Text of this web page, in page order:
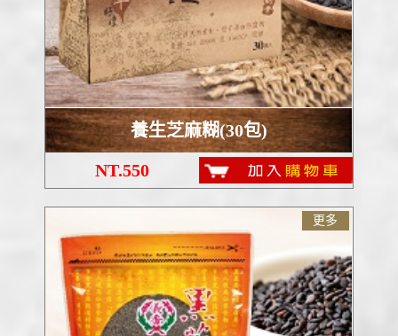
養生芝麻糊(30包)
NT.550
更多